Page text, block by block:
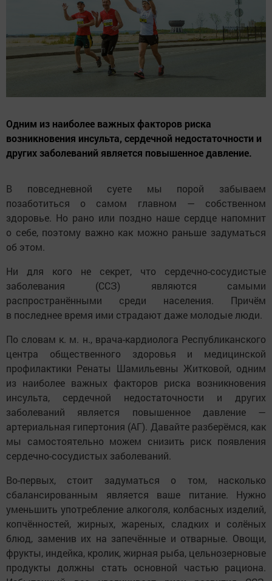
Одним из наиболее важных факторов риска
возникновения инсульта, сердечной недостаточности и
других заболеваний является повышенное давление.
В повседневной суете мы порой забываем
позаботиться о самом главном — собственном
здоровье. Но рано или поздно наше сердце напомнит
о себе, поэтому важно как можно раньше задуматься
об этом.
Ни для кого не секрет, что сердечно-сосудистые
заболевания (ССЗ) являются самыми
распространёнными среди населения. Причём
в последнее время ими страдают даже молодые люди.
По словам к. м. н., врача-кардиолога Республиканского
центра общественного здоровья и медицинской
профилактики Ренаты Шамильевны Житковой, одним
из наиболее важных факторов риска возникновения
инсульта, сердечной недостаточности и других
заболеваний является повышенное давление —
артериальная гипертония (АГ). Давайте разберёмся, как
мы самостоятельно можем снизить риск появления
сердечно-сосудистых заболеваний.
Во-первых, стоит задуматься о том, насколько
сбалансированным является ваше питание. Нужно
уменьшить употребление алкоголя, колбасных изделий,
копчённостей, жирных, жареных, сладких и солёных
блюд, заменив их на запечённые и отварные. Овощи,
фрукты, индейка, кролик, жирная рыба, цельнозерновые
продукты должны стать основной частью рациона.